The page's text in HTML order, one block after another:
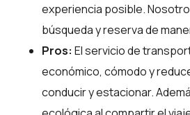
experiencia posible.
búsqueda y reserva de
Pros: El servicio de
económico, cómodo y
conducir y estacionar.